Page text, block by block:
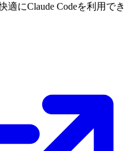
にClaude Codeを利用でき